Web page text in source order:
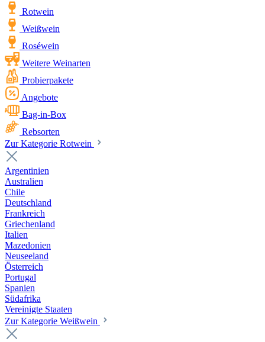
Rotwein
Weißwein
Roséwein
Weitere Weinarten
Probierpakete
Angebote
Bag-in-Box
Rebsorten
Zur Kategorie Rotwein
Argentinien
Australien
Chile
Deutschland
Frankreich
Griechenland
Italien
Mazedonien
Neuseeland
Österreich
Portugal
Spanien
Südafrika
Vereinigte Staaten
Zur Kategorie Weißwein